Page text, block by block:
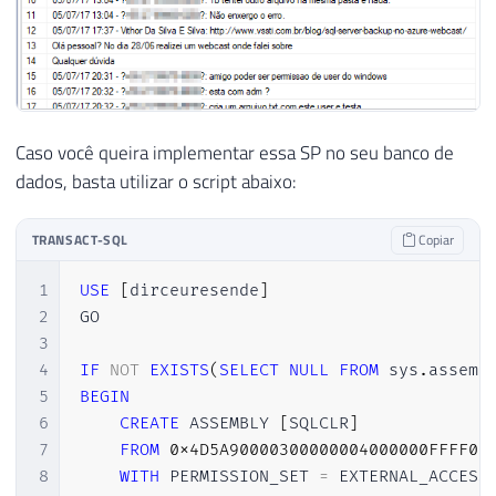
Caso você queira implementar essa SP no seu banco de
dados, basta utilizar o script abaixo:
TRANSACT-SQL Copiar
1
2
3
4
5
6
7
8
USE [dirceuresende]
GO
IF NOT EXISTS( SELECT NULL FROM sys .
BEGIN
CREATE ASSEMBLY [SQLCLR]
FROM
WITH PERMISSION_SET =